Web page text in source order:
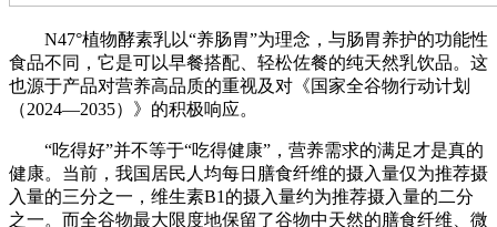
N47°植物酵素乳以“养肠胃”为理念，与肠胃养护的功能性
食品不同，它是可以早餐搭配、轻松佐餐的纯天然乳饮品。这
也源于产品对营养高品质的重视及对《国家全谷物行动计划
（2024—2035）》的积极响应。
“吃得好”并不等于“吃得健康”，营养需求的满足才是真的
健康。当前，我国居民人均每日膳食纤维的摄入量仅为推荐摄
入量的三分之一，维生素B1的摄入量约为推荐摄入量的二分
之一。而全谷物最大限度地保留了谷物中天然的膳食纤维、微